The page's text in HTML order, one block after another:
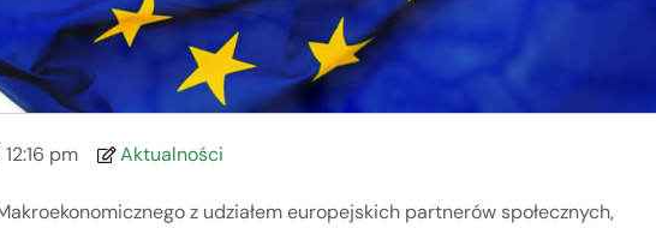
12:16 pm Aktualności
z udziałem europejskich partnerów społecznych,